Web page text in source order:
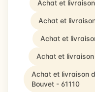
Achat et
Achat et
Achat et
Achat et livraison
Achat et livraison
Bouvet - 61110